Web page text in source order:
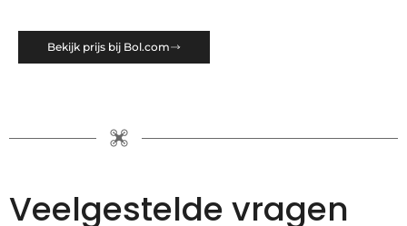
Bekijk prijs bij Bol.com
Veelgestelde vragen